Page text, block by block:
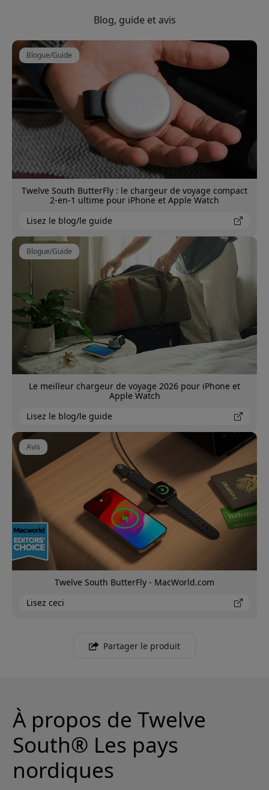
Blog, guide et avis
Blogue/Guide
Twelve South ButterFly : le chargeur de voyage compact
2-en-1 ultime pour iPhone et Apple Watch
Lisez le blog/le guide
Blogue/Guide
Le meilleur chargeur de voyage 2026 pour iPhone et
Apple Watch
Lisez le blog/le guide
Avis
Twelve South ButterFly - MacWorld.com
Lisez ceci
Partager le produit
À propos de Twelve
South® Les pays
nordiques